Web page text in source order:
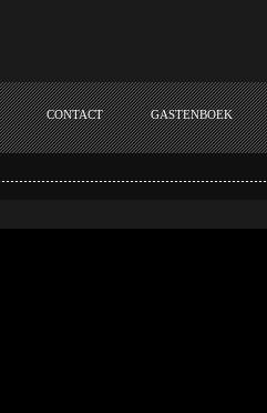
CONTACT GASTENBOEK